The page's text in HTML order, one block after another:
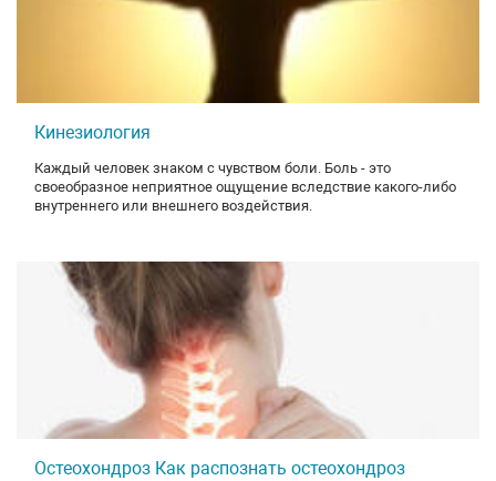
Кинезиология
Каждый человек знаком с чувством боли. Боль - это
своеобразное неприятное ощущение вследствие какого-либо
внутреннего или внешнего воздействия.
Остеохондроз Как распознать остеохондроз